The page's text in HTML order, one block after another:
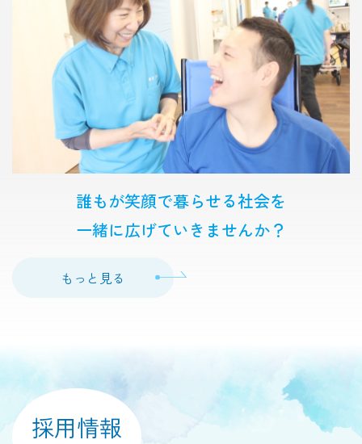
誰もが笑顔で暮らせる社会を
一緒に広げていきませんか？
もっと見る
採用情報